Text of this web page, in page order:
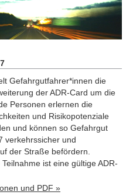
Gefahrgutfahrer*innen die
der ADR-Card um die
Personen erlernen die
und Risikopotenziale
und können so Gefahrgut
verkehrssicher und
der Straße befördern.
ist eine gültige ADR-
und PDF »